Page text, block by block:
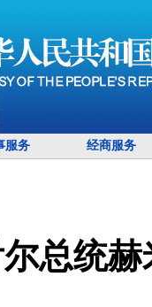
服务 经商服务
总统